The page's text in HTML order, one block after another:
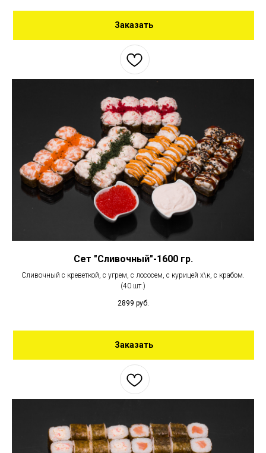
Заказать
Сет "Сливочный"-1600 гр.
Сливочный с креветкой, с угрем, с лососем, с курицей х\к, с крабом.
(40 шт.)
2899 руб.
Заказать